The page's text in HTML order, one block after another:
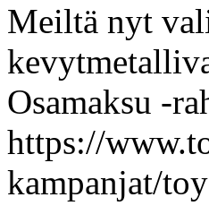
Meiltä nyt
Osamaksu -
https://
kampanjat/